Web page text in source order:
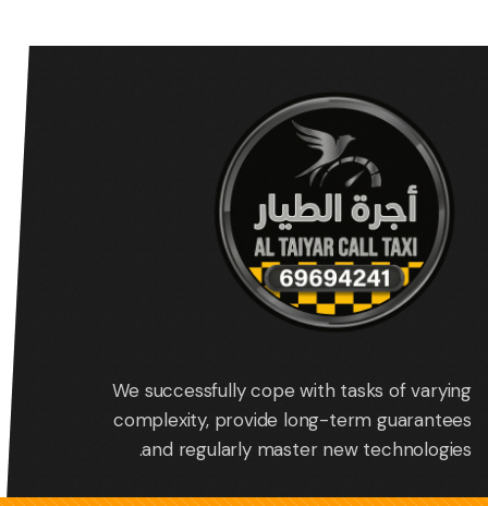
We successfully cope with tasks of varying
complexity, provide long-term guarantees
and regularly master new technologies.